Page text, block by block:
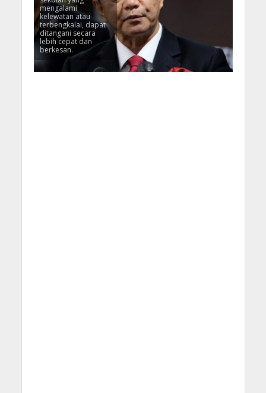
mengalami
kelewatan atau
terbengkalai, dapat
ditangani secara
lebih cepat dan
berkesan.